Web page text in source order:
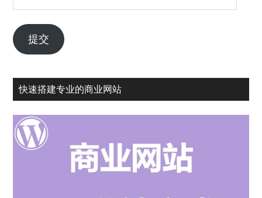
的
常
邮
箱
提交
快速搭建专业的商业网站